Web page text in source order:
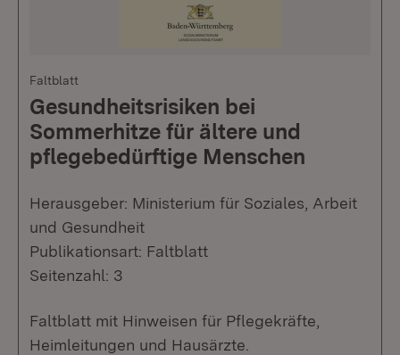
Faltblatt
Gesundheitsrisiken bei
Sommerhitze für ältere und
pflegebedürftige Menschen
Herausgeber: Ministerium für Soziales, Arbeit
und Gesundheit
Publikationsart: Faltblatt
Seitenzahl: 3
Faltblatt mit Hinweisen für Pflegekräfte,
Heimleitungen und Hausärzte.